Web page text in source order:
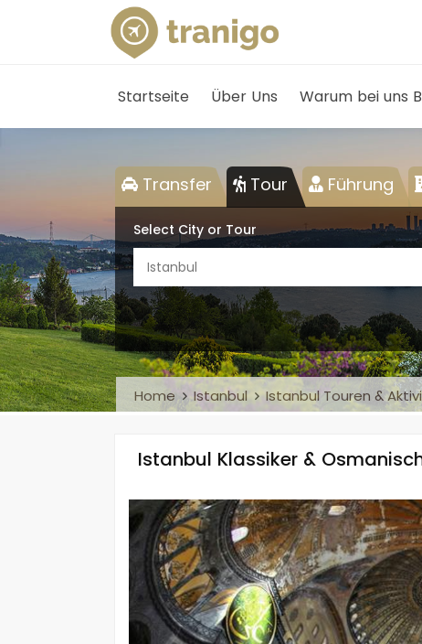
Startseite Über Uns Warum bei uns
Transfer Tour Führung
Select City or Tour
Istanbul
Home Istanbul Istanbul Touren &
Istanbul Klassiker &